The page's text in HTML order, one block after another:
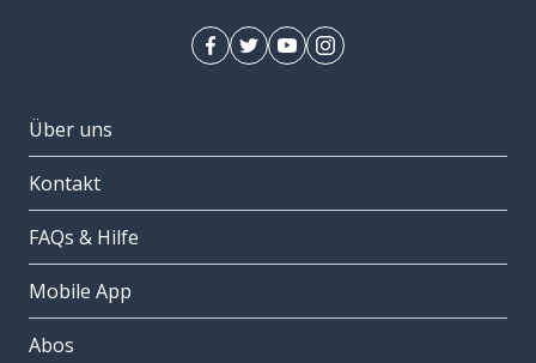
Über uns
Kontakt
FAQs & Hilfe
Mobile App
Abos